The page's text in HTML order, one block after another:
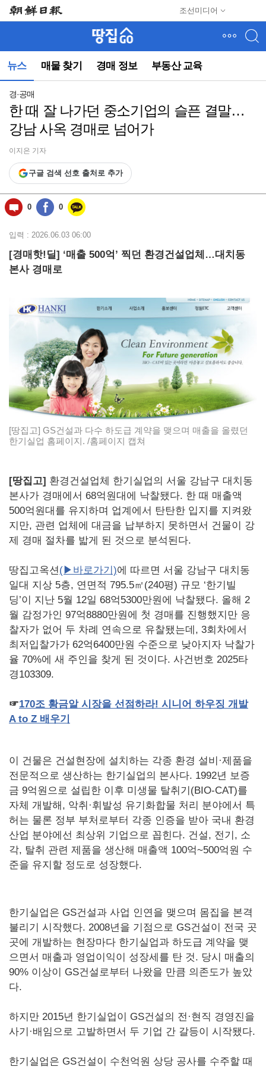
조선미디어
뉴스 매물 찾기 경매 정보 부동산 교육
뉴
(컨
동)
경·공매
한 때 잘 나가던 중소기업의 슬픈 결말…
강남 사옥 경매로 넘어가
이지은 기자
구글 검색 선호 출처로 추가
0 0
입력 : 2026.06.03 06:00
[경매핫!딜] ‘매출 500억’ 찍던 환경건설업체…대치동
본사 경매로
[땅집고] GS건설과 다수 하도급 계약을 맺으며 매출을 올렸던
한기실업 홈페이지. /홈페이지 캡쳐
[땅집고] 환경건설업체 한기실업의 서울 강남구 대치동
본사가 경매에서 68억원대에 낙찰됐다. 한 때 매출액
500억원대를 유지하며 업계에서 탄탄한 입지를 지켜왔
지만, 관련 업체에 대금을 납부하지 못하면서 건물이 강
제 경매 절차를 밟게 된 것으로 분석된다.
땅집고옥션(▶바로가기)에 따르면 서울 강남구 대치동
일대 지상 5층, 연면적 795.5㎡(240평) 규모 ‘한기빌
딩’이 지난 5월 12일 68억5300만원에 낙찰됐다. 올해 2
월 감정가인 97억8880만원에 첫 경매를 진행했지만 응
찰자가 없어 두 차례 연속으로 유찰됐는데, 3회차에서
최저입찰가가 62억6400만원 수준으로 낮아지자 낙찰가
율 70%에 새 주인을 찾게 된 것이다. 사건번호 2025타
경103309.
☞170조 황금알 시장을 선점하라! 시니어 하우징 개발
A to Z 배우기
이 건물은 건설현장에 설치하는 각종 환경 설비·제품을
전문적으로 생산하는 한기실업의 본사다. 1992년 보증
금 9억원으로 설립한 이후 미생물 탈취기(BIO-CAT)를
자체 개발해, 악취·휘발성 유기화합물 처리 분야에서 특
허는 물론 정부 부처로부터 각종 인증을 받아 국내 환경
산업 분야에선 최상위 기업으로 꼽힌다. 건설, 전기, 소
각, 탈취 관련 제품을 생산해 매출액 100억~500억원 수
준을 유지할 정도로 성장했다.
한기실업은 GS건설과 사업 인연을 맺으며 몸집을 본격
불리기 시작했다. 2008년을 기점으로 GS건설이 전국 곳
곳에 개발하는 현장마다 한기실업과 하도급 계약을 맺
으면서 매출과 영업이익이 성장세를 탄 것. 당시 매출의
90% 이상이 GS건설로부터 나왔을 만큼 의존도가 높았
다.
하지만 2015년 한기실업이 GS건설의 전·현직 경영진을
사기·배임으로 고발하면서 두 기업 간 갈등이 시작됐다.
한기실업은 GS건설이 수천억원 상당 공사를 수주할 때